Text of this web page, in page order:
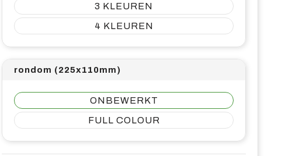
3
4
rondom (225x110mm)
ONBEWERKT
FULL COLOUR